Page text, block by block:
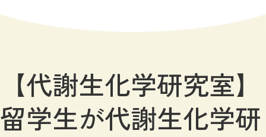
【代謝生化学研究室】
留学生が代謝生化学研